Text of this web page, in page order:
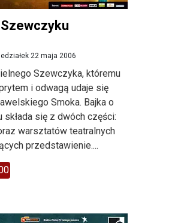
22 maja 2006
Szewczyka, któremu
i odwagą udaje się
Smoka. Bajka o
składa się z dwóch części:
warsztatów teatralnych
przedstawienie....